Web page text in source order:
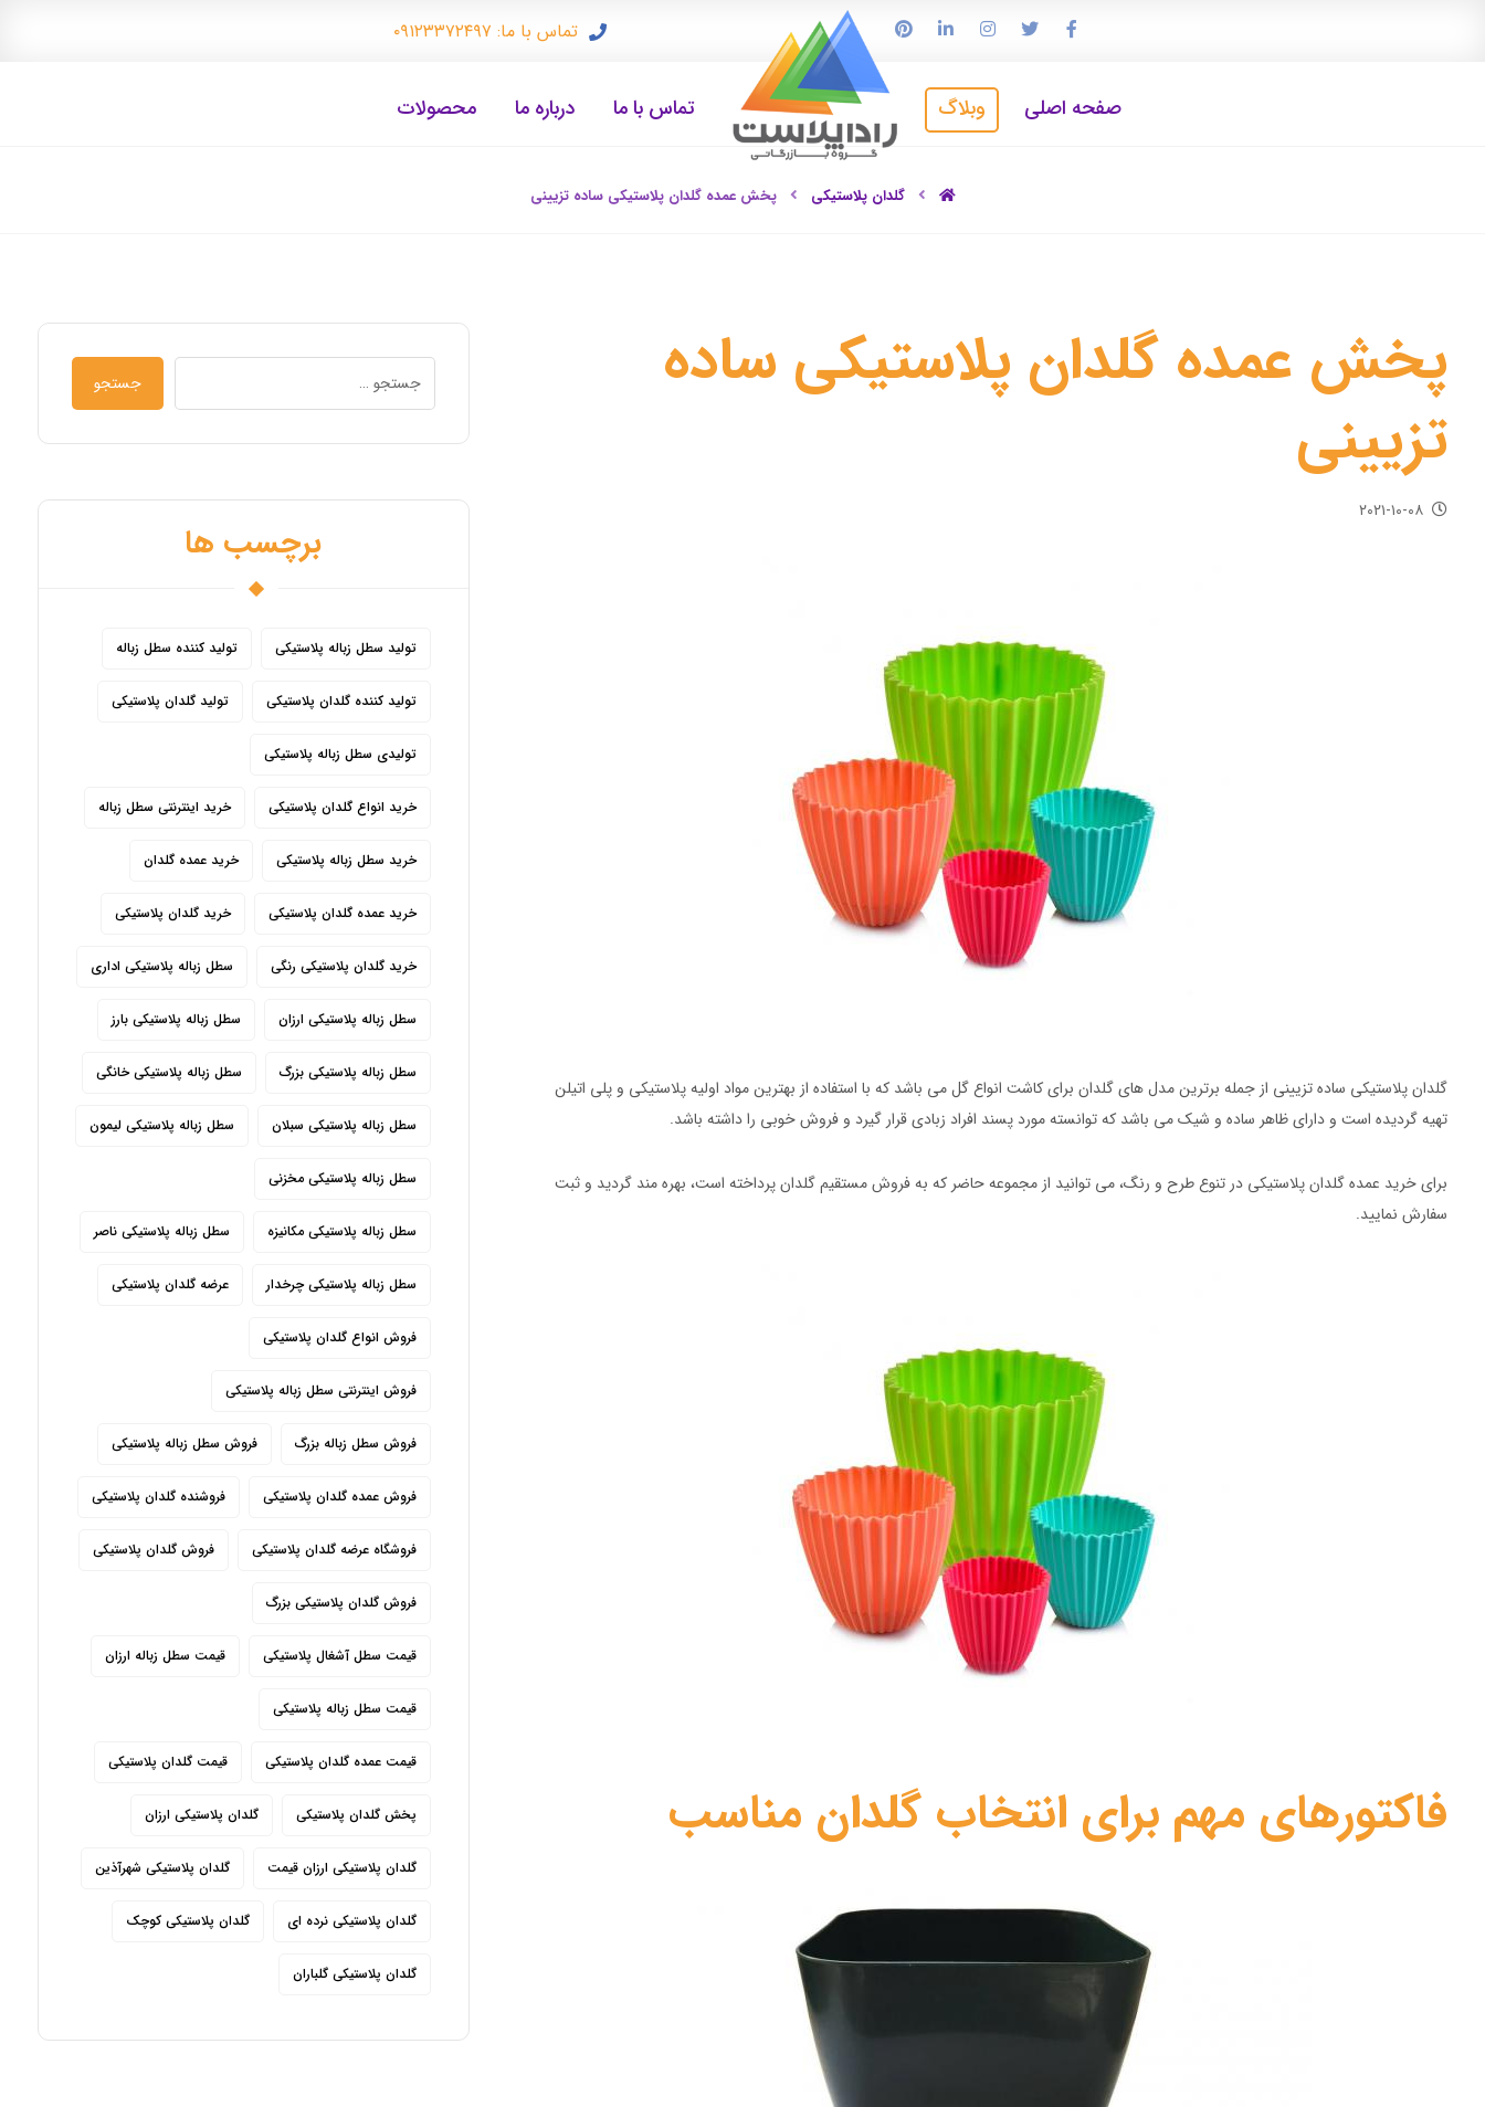
تماس با ما: ۰۹۱۲۳۳۷۲۴۹۷
تماس با ما درباره ما محصولات صفحه اصلی وبلاگ
گلدان پلاستیکی پخش عمده گلدان پلاستیکی ساده تزیینی
پخش عمده گلدان پلاستیکی ساده
تزیینی
۲۰۲۱-۱۰-۰۸
گلدان پلاستیکی ساده تزیینی از جمله برترین مدل های گلدان برای کاشت انواع گل می باشد که با استفاده از بهترین مواد اولیه پلاستیکی و پلی اتیلن
تهیه گردیده است و دارای ظاهر ساده و شیک می باشد که توانسته مورد پسند افراد زبادی قرار گیرد و فروش خوبی را داشته باشد.
برای خرید عمده گلدان پلاستیکی در تنوع طرح و رنگ، می توانید از مجموعه حاضر که به فروش مستقیم گلدان پرداخته است، بهره مند گردید و ثبت
سفارش نمایید.
فاکتورهای مهم برای انتخاب گلدان مناسب
جستجو
برچسب ها
تولید سطل زباله پلاستیکی تولید کننده سطل زباله
تولید کننده گلدان پلاستیکی تولید گلدان پلاستیکی
تولیدی سطل زباله پلاستیکی
خرید انواع گلدان پلاستیکی خرید اینترنتی سطل زباله
خرید سطل زباله پلاستیکی خرید عمده گلدان
خرید عمده گلدان پلاستیکی خرید گلدان پلاستیکی
خرید گلدان پلاستیکی رنگی سطل زباله پلاستیکی اداری
سطل زباله پلاستیکی ارزان سطل زباله پلاستیکی بارز
سطل زباله پلاستیکی بزرگ سطل زباله پلاستیکی خانگی
سطل زباله پلاستیکی سبلان سطل زباله پلاستیکی لیمون
سطل زباله پلاستیکی مخزنی
سطل زباله پلاستیکی مکانیزه سطل زباله پلاستیکی ناصر
سطل زباله پلاستیکی چرخدار عرضه گلدان پلاستیکی
فروش انواع گلدان پلاستیکی
فروش اینترنتی سطل زباله پلاستیکی
فروش سطل زباله بزرگ فروش سطل زباله پلاستیکی
فروش عمده گلدان پلاستیکی فروشنده گلدان پلاستیکی
فروشگاه عرضه گلدان پلاستیکی فروش گلدان پلاستیکی
فروش گلدان پلاستیکی بزرگ
قیمت سطل آشغال پلاستیکی قیمت سطل زباله ارزان
قیمت سطل زباله پلاستیکی
قیمت عمده گلدان پلاستیکی قیمت گلدان پلاستیکی
پخش گلدان پلاستیکی گلدان پلاستیکی ارزان
گلدان پلاستیکی ارزان قیمت گلدان پلاستیکی شهرآذین
گلدان پلاستیکی نرده ای گلدان پلاستیکی کوچک
گلدان پلاستیکی گلباران